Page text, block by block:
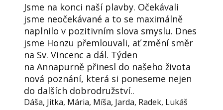
Jsme na konci naší plavby. Očekávali
jsme neočekávané a to se maximálně
naplnilo v pozitivním slova smyslu. Dnes
jsme Honzu přemlouvali, ať změní směr
na Sv. Vincenc a dál. Týden
na Annapurně přinesl do našeho života
nová poznání, která si poneseme nejen
do dalších dobrodružství..
Dáša, Jitka, Mária, Míša, Jarda, Radek, Lukáš